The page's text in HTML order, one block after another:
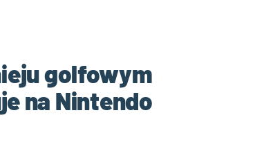
golfowym
na Nintendo